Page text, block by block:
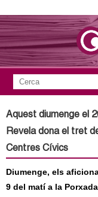
al
u
n
F
u
l
a
Aquest diumenge el
Revela dona el tret
Centres Cívics
Diumenge, els
9 del matí a la Porxada